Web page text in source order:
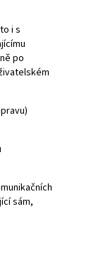
i s
po
sám,